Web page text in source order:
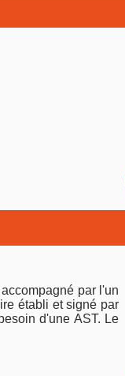
par l'un
établi et signé par
d'une AST. Le